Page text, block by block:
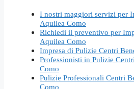
I nostri maggiori servizi per
Aquilea Como
Richiedi il preventivo per
Aquilea Como
Impresa di Pulizie Centri
Professionisti in Pulizie
Como
Pulizie Professionali Centri
Como